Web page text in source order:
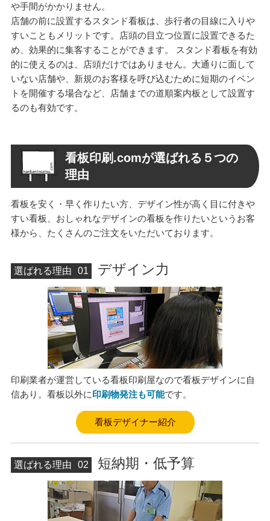
や手間がかかりません。
店舗の前に設置するスタンド看板は、歩行者の目線に入りや
すいこともメリットです。店頭の目立つ位置に設置できるた
め、効果的に集客することができます。 スタンド看板を有効
的に使えるのは、店頭だけではありません。大通りに面して
いない店舗や、新規のお客様を呼び込むために短期のイベン
トを開催する場合など、店舗までの道順案内板として設置す
るのも有効です。
看板印刷.comが選ばれる ５つの
理由
看板を安く・早く作りたい方、デザイン性が高く目に付きや
すい看板、おしゃれなデザインの看板を作りたいというお客
様から、たくさんのご注文をいただいております。
選ばれる理由 01 デザイン力
印刷業者が運営している看板印刷屋なので看板デザインに自
信あり。看板以外に印刷物発注も可能です。
看板デザイナー紹介
選ばれる理由 02 短納期・低予算